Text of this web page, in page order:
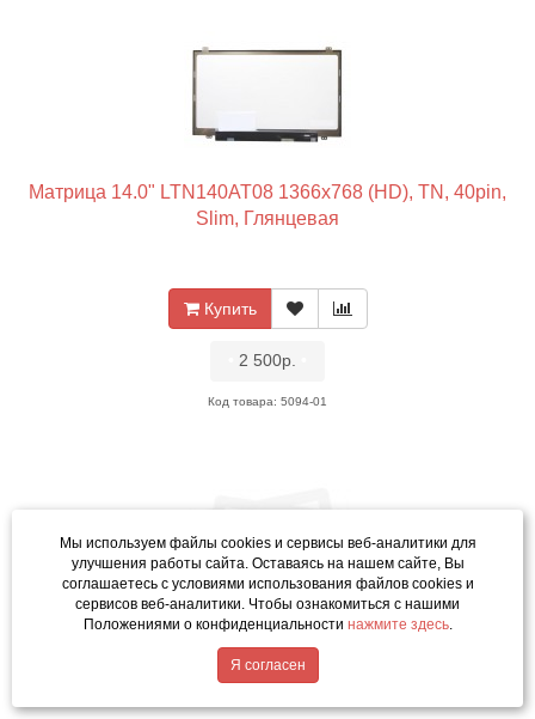
Матрица 14.0" LTN140AT08 1366x768 (HD), TN, 40pin,
Slim, Глянцевая
Купить
2 500р.
Код товара: 5094-01
Матрица 14.0" LTN140AT06 1366x768 (HD), TN, 40pin,
Slim, Глянцевая
Написать в MAX
Мы используем файлы cookies и сервисы веб-аналитики для
улучшения работы сайта. Оставаясь на нашем сайте, Вы
соглашаетесь с условиями использования файлов cookies и
сервисов веб-аналитики. Чтобы ознакомиться с нашими
Положениями о конфиденциальности нажмите здесь.
Я согласен